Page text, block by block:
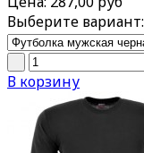
Выберите вариант:
В корзину